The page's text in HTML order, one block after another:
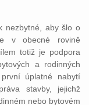
nezbytné, aby šlo o
v obecné rovině
totiž je podpora
a rodinných
úplatné nabytí
stavby, jejichž
nebo bytovém